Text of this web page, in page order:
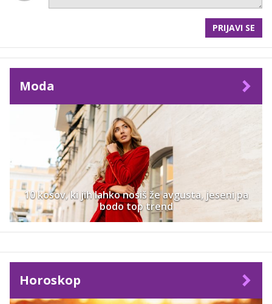
PRIJAVI SE
Moda
10 kosov, ki jih lahko nosiš že avgusta, jeseni pa
bodo top trend
Horoskop